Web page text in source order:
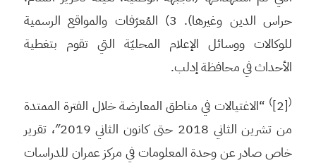
حراس الدين وغيرها). 3) المُعرّفات والمواقع الرسمية
للوكالات ووسائل الإعلام المحليّة التي تقوم بتغطية
الأحداث في محافظة إدلب.
(
[2]
) “الاغتيالات في مناطق المعارضة خلال الفترة الممتدة
من تشرين الثاني 2018 حتى كانون الثاني 2019″، تقرير
خاص صادر عن وحدة المعلومات في مركز عمران للدراسات